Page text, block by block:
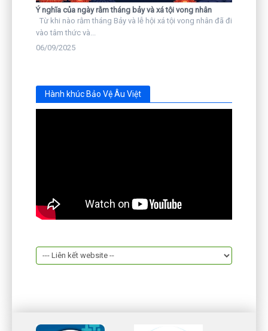
Ý nghĩa của ngày rằm tháng bảy và xá tội vong nhân
Từ khi nào rằm tháng Bảy và lễ hội xá tội vong nhân đã đi
vào tâm thức và...
06/09/2025
Hành khúc Bảo Vệ Âu Việt